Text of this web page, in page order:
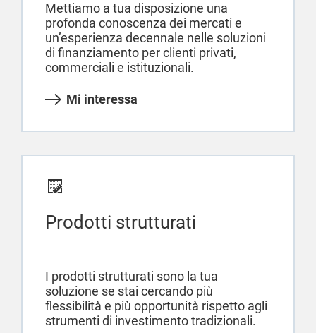
Mettiamo a tua disposizione una
profonda conoscenza dei mercati e
un’esperienza decennale nelle soluzioni
di finanziamento per clienti privati,
commerciali e istituzionali.
Mi interessa
Prodotti strutturati
I prodotti strutturati sono la tua
soluzione se stai cercando più
flessibilità e più opportunità rispetto agli
strumenti di investimento tradizionali.